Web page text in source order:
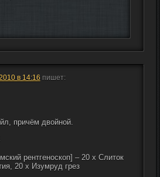
в 14:16 пишет:
причём двойной.
20 x Изумруд грез